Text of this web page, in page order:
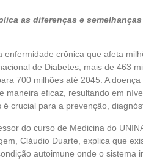
as diferenças e
enfermidade crônica que afeta
de Diabetes, mais de 463
700 milhões até 2045. A
maneira eficaz, resultando em
é crucial para a prevenção,
do curso de Medicina do
Cláudio Duarte, explica que
autoimune onde o sistema